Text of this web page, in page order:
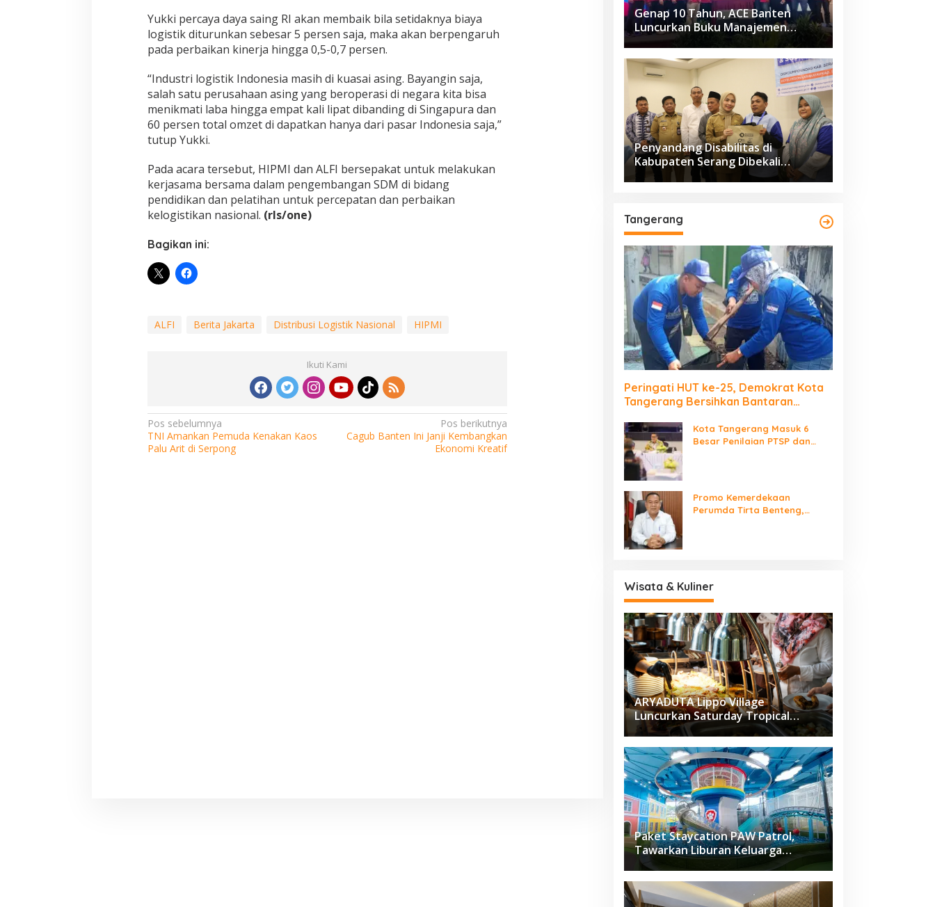
Yukki percaya daya saing RI akan membaik bila setidaknya biaya
logistik diturunkan sebesar 5 persen saja, maka akan berpengaruh
pada perbaikan kinerja hingga 0,5-0,7 persen.
“Industri logistik Indonesia masih di kuasai asing. Bayangin saja,
salah satu perusahaan asing yang beroperasi di negara kita bisa
menikmati laba hingga empat kali lipat dibanding di Singapura dan
60 persen total omzet di dapatkan hanya dari pasar Indonesia saja,”
tutup Yukki.
Pada acara tersebut, HIPMI dan ALFI bersepakat untuk melakukan
kerjasama bersama dalam pengembangan SDM di bidang
pendidikan dan pelatihan untuk percepatan dan perbaikan
kelogistikan nasional. (rls/one)
Bagikan ini:
ALFI Berita Jakarta Distribusi Logistik Nasional HIPMI
Ikuti Kami
Navigasi
pos
Pos sebelumnya
TNI Amankan Pemuda Kenakan Kaos
Palu Arit di Serpong
Pos berikutnya
Cagub Banten Ini Janji Kembangkan
Ekonomi Kreatif
Genap 10 Tahun, ACE Banten
Luncurkan Buku Manajemen
Fasilitas
Penyandang Disabilitas di
Kabupaten Serang Dibekali
Pelatihan Pengolahan Hasil
Tangerang
Peringati HUT ke-25, Demokrat Kota
Tangerang Bersihkan Bantaran
Kota Tangerang Masuk 6
Besar Penilaian PTSP dan
Promo Kemerdekaan
Perumda Tirta Benteng,
Wisata & Kuliner
ARYADUTA Lippo Village
Luncurkan Saturday Tropical
Brunch
Paket Staycation PAW Patrol,
Tawarkan Liburan Keluarga
Menyenangkan Hanya di Herloom
Hotel BSD